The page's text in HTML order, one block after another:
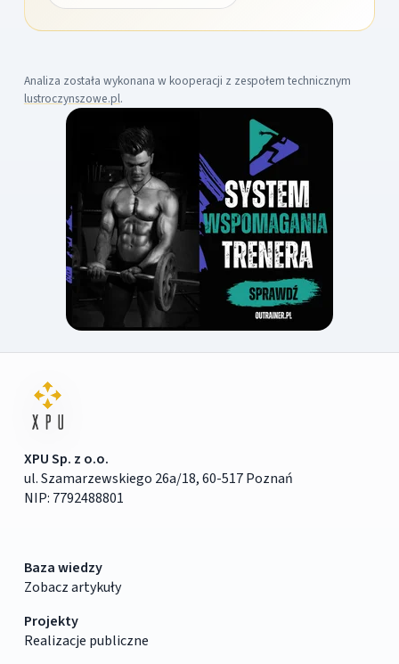
Analiza została wykonana w kooperacji z zespołem technicznym
lustroczynszowe.pl.
XPU Sp. z o.o.
ul. Szamarzewskiego 26a/18, 60-517 Poznań
NIP: 7792488801
Baza wiedzy
Zobacz artykuły
Projekty
Realizacje publiczne